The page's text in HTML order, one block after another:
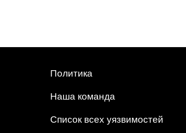
Политика
Наша команда
Список всех уязвимостей